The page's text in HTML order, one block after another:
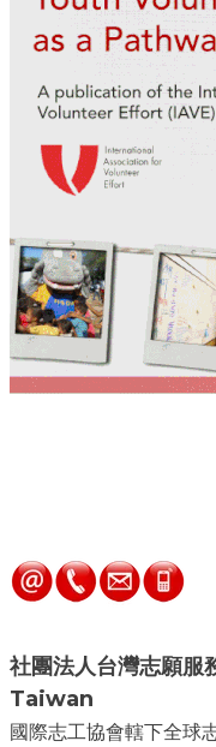
社團法人台灣志願服
Taiwan
國際志工協會轄下全球